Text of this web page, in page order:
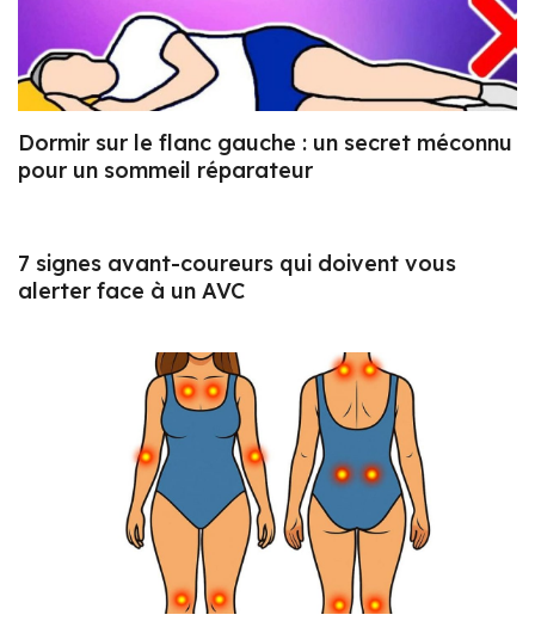
Dormir sur le flanc gauche : un secret méconnu
pour un sommeil réparateur
7 signes avant-coureurs qui doivent vous
alerter face à un AVC